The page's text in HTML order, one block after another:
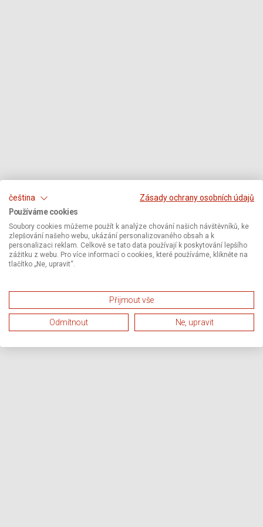
čeština
Zásady ochrany osobních údajů
Používáme cookies
Soubory cookies můžeme použít k analýze chování našich návštěvníků, ke
zlepšování našeho webu, ukázání personalizovaného obsah a k
personalizaci reklam. Celkově se tato data používají k poskytování lepšího
zážitku z webu. Pro více informací o cookies, které používáme, klikněte na
tlačítko „Ne, upravit“.
Přijmout vše
Odmítnout Ne, upravit